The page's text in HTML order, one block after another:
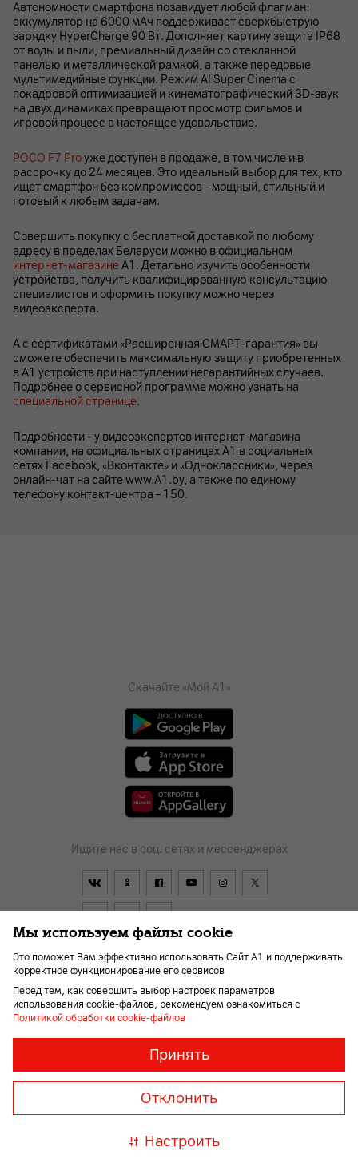
Автономности смартфона позавидует любой флагман:
аккумулятор на 6000 мАч поддерживает сверхбыструю
зарядку HyperCharge 90 Вт. Дополняет картину защита IP68
от воды и пыли, премиальный дизайн со стеклянной
панелью и металлической рамкой, а также передовые
мультимедийные функции. Режим AI Super Cinema с
покадровой оптимизацией и кинематографический 3D-звук
на двух динамиках превращают просмотр фильмов и
игровой процесс в настоящее удовольствие.
POCO F7 Proуже доступен в продаже, в том числе и в
рассрочку до 24 месяцев. Это идеальный выбор для тех, кто
ищет смартфон без компромиссов – мощный, стильный и
готовый к любым задачам.
Совершить покупку с бесплатной доставкой по любому
адресу в пределах Беларуси можно в официальном
интернет-магазинеА1. Детально изучить особенности
устройства, получить квалифицированную консультацию
специалистов и оформить покупку можно через
видеоэксперта.
А с сертификатами «Расширенная СМАРТ-гарантия» вы
сможете обеспечить максимальную защиту приобретенных
в А1 устройств при наступлении негарантийных случаев.
Подробнее о сервисной программе можно узнать на
специальной странице.
Подробности – у видеоэкспертов интернет-магазина
компании, на официальных страницах A1 в социальных
сетях Facebook, «Вконтакте» и «Одноклассники», через
онлайн-чат на сайте www.A1.by, а также по единому
телефону контакт-центра – 150.
Скачайте «Мой А1»
Ищите нас в соц. сетях и мессенджерах
Договор О компании Оплата
Помощь и поддержка
Kарьера Для слабовидящих
© 2026 Унитарное предприятие «А1». Все права защищены.
Member of A1 Group
A1 Austria A1 Croatia
А1
Macedonia
A1 Slovenia
Мы используем файлы cookie
Это поможет Вам эффективно использовать Сайт А1 и поддерживать
корректное функционирование его сервисов
Перед тем, как совершить выбор настроек параметров
использования cookie-файлов, рекомендуем ознакомиться с
Политикой обработки cookie-файлов
«cookie»
Настроить
Отклонить
Принять